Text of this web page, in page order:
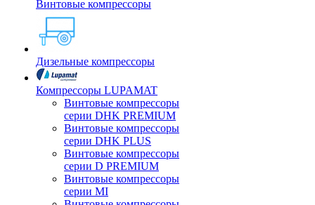
Винтовые компрессоры
Дизельные компрессоры
Компрессоры LUPAMAT
Винтовые компрессоры
серии DHK PREMIUM
Винтовые компрессоры
серии DHK PLUS
Винтовые компрессоры
серии D PREMIUM
Винтовые компрессоры
серии MI